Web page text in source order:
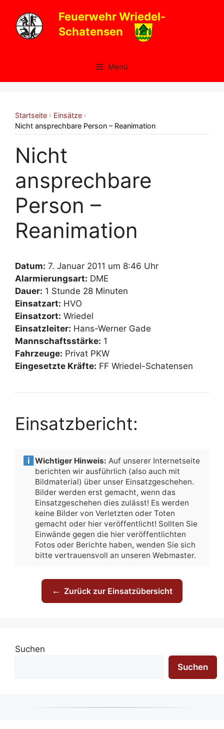
Inhalt
springen
Feuerwehr Wriedel-
Schatensen
Menü
Startseite › Einsätze ›
Nicht ansprechbare Person – Reanimation
Nicht
ansprechbare
Person –
Reanimation
Datum: 7. Januar 2011 um 8:46 Uhr
Alarmierungsart: DME
Dauer: 1 Stunde 28 Minuten
Einsatzart: HVO
Einsatzort: Wriedel
Einsatzleiter: Hans-Werner Gade
Mannschaftsstärke: 1
Fahrzeuge: Privat PKW
Eingesetzte Kräfte: FF Wriedel-Schatensen
Einsatzbericht:
Wichtiger Hinweis: Auf unserer Internetseite
berichten wir ausführlich (also auch mit
Bildmaterial) über unser Einsatzgeschehen.
Bilder werden erst gemacht, wenn das
Einsatzgeschehen dies zulässt! Es werden
keine Bilder von Verletzten oder Toten
gemacht oder hier veröffentlicht! Sollten Sie
Einwände gegen die hier veröffentlichten
Fotos oder Berichte haben, wenden Sie sich
bitte vertrauensvoll an unseren Webmaster.
← Zurück zur Einsatzübersicht
Suchen
Suchen